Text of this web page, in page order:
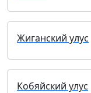
Жиганский улус
Кобяйский улус